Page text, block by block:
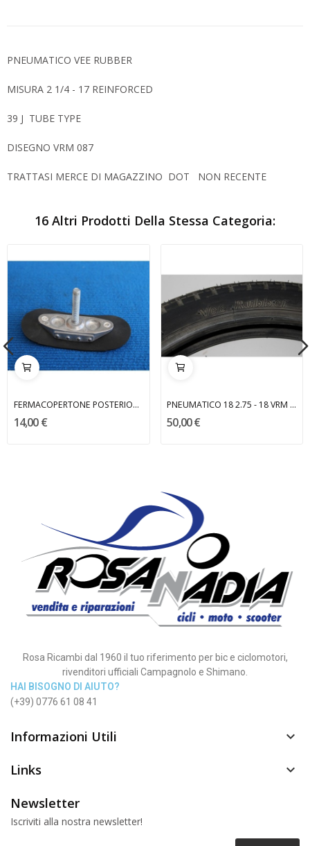
PNEUMATICO VEE RUBBER
MISURA 2 1/4 - 17 REINFORCED
39 J TUBE TYPE
DISEGNO VRM 087
TRATTASI MERCE DI MAGAZZINO DOT NON RECENTE
16 Altri Prodotti Della Stessa Categoria:
FERMACOPERTONE POSTERIORE BETA
14,00 €
PNEUMATICO 18 2.75 - 18 VRM 015 VEE RUBBER
50,00 €
Rosa Ricambi dal 1960 il tuo riferimento per bic e ciclomotori,
rivenditori ufficiali Campagnolo e Shimano.
HAI BISOGNO DI AIUTO?
(+39) 0776 61 08 41
Informazioni Utili 
Links 
Newsletter
Iscriviti alla nostra newsletter!